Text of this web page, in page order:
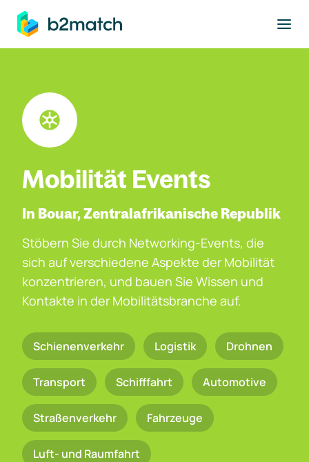
springen
Mobilität Events
In Bouar, Zentralafrikanische Republik
Stöbern Sie durch Networking-Events, die
sich auf verschiedene Aspekte der Mobilität
konzentrieren, und bauen Sie Wissen und
Kontakte in der Mobilitätsbranche auf.
Schienenverkehr Logistik Drohnen
Transport Schifffahrt Automotive
Straßenverkehr Fahrzeuge
Luft- und Raumfahrt